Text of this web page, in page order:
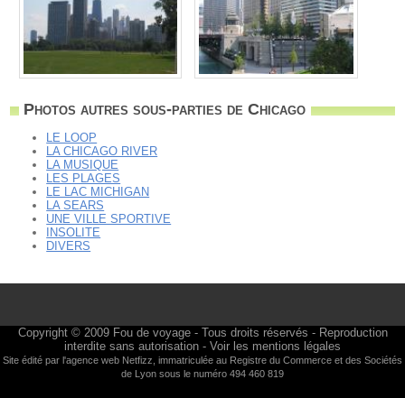
Photos autres sous-parties de Chicago
LE LOOP
LA CHICAGO RIVER
LA MUSIQUE
LES PLAGES
LE LAC MICHIGAN
LA SEARS
UNE VILLE SPORTIVE
INSOLITE
DIVERS
Copyright © 2009 Fou de voyage- Tous droits réservés - Reproduction
interdite sans autorisation - Voir les mentions légales
Site édité par l'agence web Netfizz, immatriculée au Registre du Commerce et des Sociétés
de Lyon sous le numéro 494 460 819